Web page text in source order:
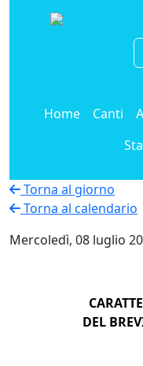
Home
Canti
Torna al giorno
Torna al calendario
Mercoledì, 08 luglio
DEL